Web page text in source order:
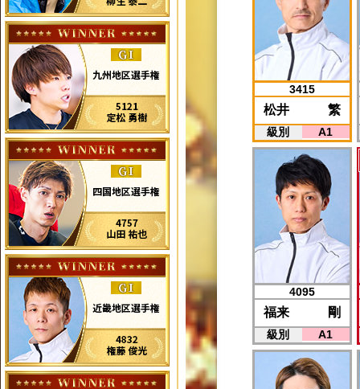
3415
松井 繁
級別 A1
4095
福来 剛
級別 A1